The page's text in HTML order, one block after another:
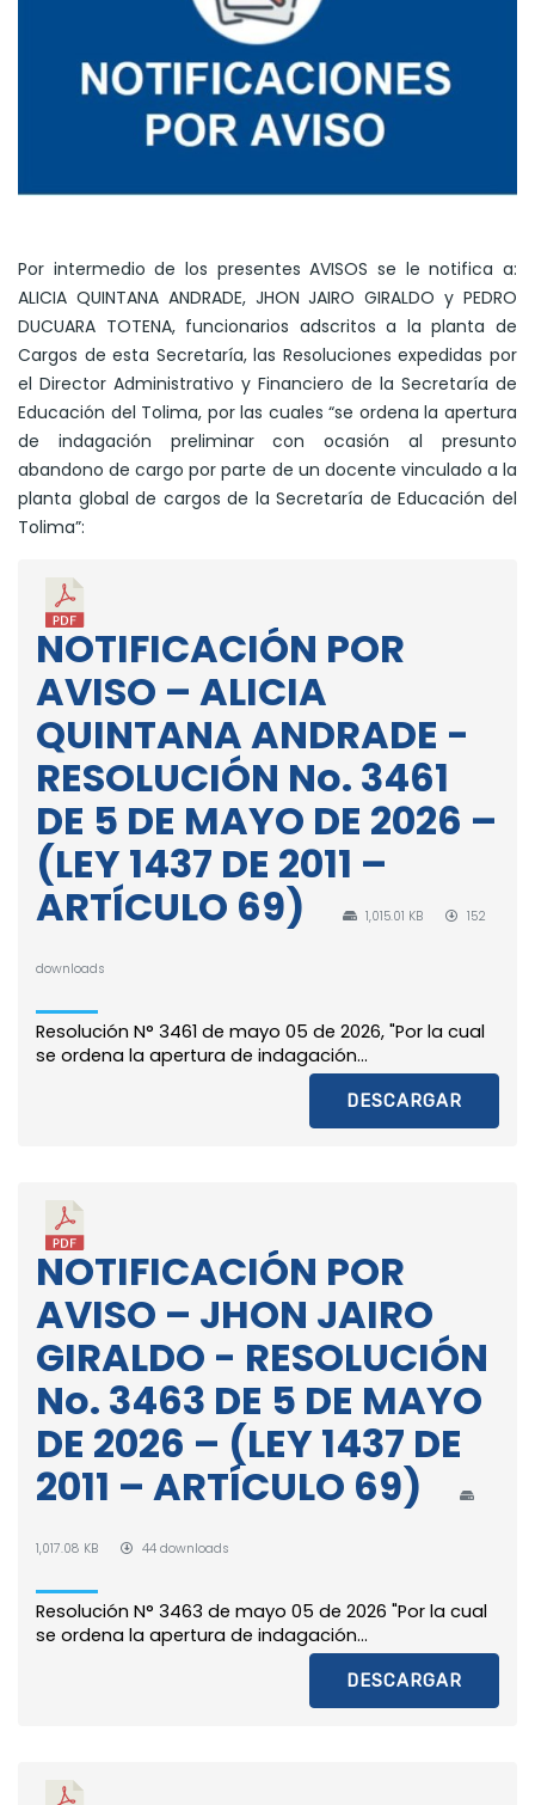
Por intermedio de los presentes AVISOS se le notifica a:
ALICIA QUINTANA ANDRADE, JHON JAIRO GIRALDO y PEDRO
DUCUARA TOTENA, funcionarios adscritos a la planta de
Cargos de esta Secretaría, las Resoluciones expedidas por
el Director Administrativo y Financiero de la Secretaría de
Educación del Tolima, por las cuales “se ordena la apertura
de indagación preliminar con ocasión al presunto
abandono de cargo por parte de un docente vinculado a la
planta global de cargos de la Secretaría de Educación del
Tolima”:
NOTIFICACIÓN POR
AVISO – ALICIA
QUINTANA ANDRADE -
RESOLUCIÓN No. 3461
DE 5 DE MAYO DE 2026 –
(LEY 1437 DE 2011 –
ARTÍCULO 69)
1,015.01 KB 152
downloads
Resolución N° 3461 de mayo 05 de 2026, "Por la cual
se ordena la apertura de indagación...
DESCARGAR
NOTIFICACIÓN POR
AVISO – JHON JAIRO
GIRALDO - RESOLUCIÓN
No. 3463 DE 5 DE MAYO
DE 2026 – (LEY 1437 DE
2011 – ARTÍCULO 69)
1,017.08 KB 44 downloads
Resolución N° 3463 de mayo 05 de 2026 "Por la cual
se ordena la apertura de indagación...
DESCARGAR